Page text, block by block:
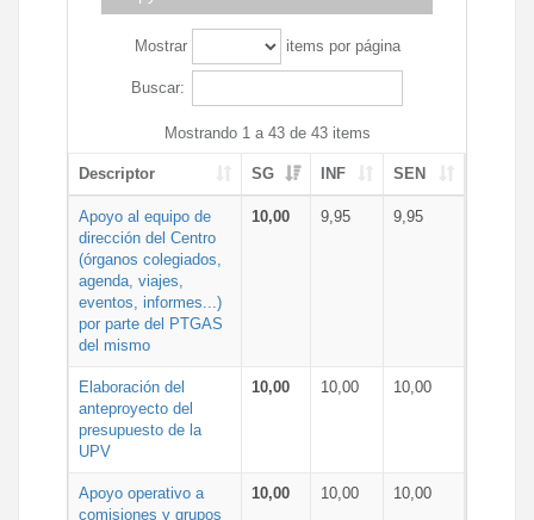
Mostrar items por página
Buscar:
Mostrando 1 a 43 de 43 items
Descriptor SG INF SEN
Apoyo al equipo de
dirección del Centro
(órganos colegiados,
agenda, viajes,
eventos, informes...)
por parte del PTGAS
del mismo
10,00 9,95 9,95
Elaboración del
anteproyecto del
presupuesto de la
UPV
10,00 10,00 10,00
Apoyo operativo a
comisiones y grupos
10,00 10,00 10,00